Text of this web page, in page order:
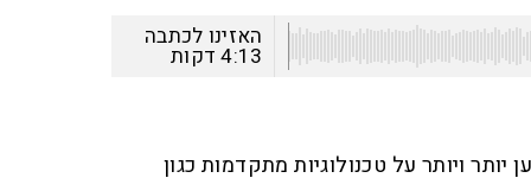
האזינו לכתבה
4:13דקות
ויותר על טכנולוגיות מתקדמות כגון